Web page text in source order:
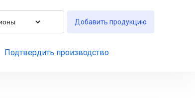
Добавить продукцию
Подтвердить производство